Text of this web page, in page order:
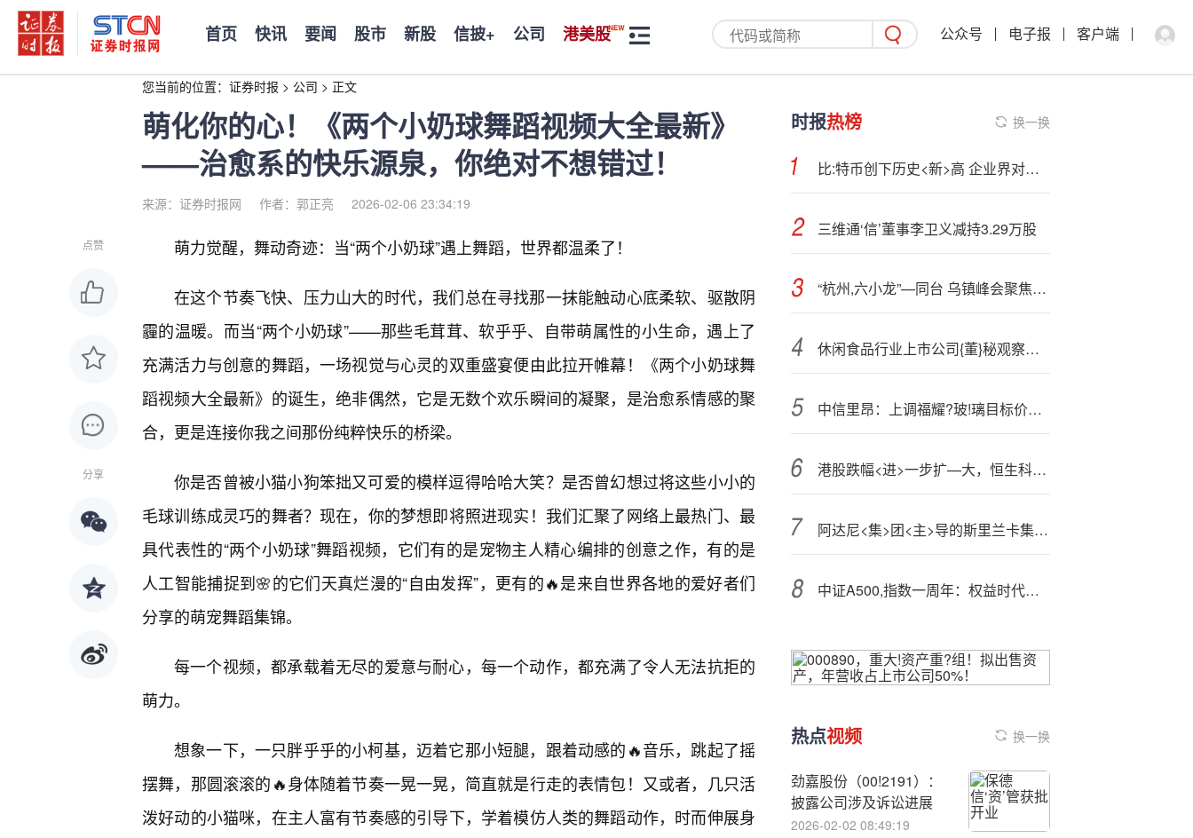
首页 快讯 要闻 股市 新股 信披+ 公司 港美股 公众号 电子报 客户端
您当前的位置： 证券时报 > 公司 > 正文
萌化你的心！《两个小奶球舞蹈视频大全最新》
——治愈系的快乐源泉，你绝对不想错过！
来源：证券时报网 作者：郭正亮 2026-02-06 23:34:19
点赞
分享
萌力觉醒，舞动奇迹：当“两个小奶球”遇上舞蹈，世界都温柔了！
在这个节奏飞快、压力山大的时代，我们总在寻找那一抹能触动心底柔软、驱散阴
霾的温暖。而当“两个小奶球”——那些毛茸茸、软乎乎、自带萌属性的小生命，遇上了
充满活力与创意的舞蹈，一场视觉与心灵的双重盛宴便由此拉开帷幕！《两个小奶球舞
蹈视频大全最新》的诞生，绝非偶然，它是无数个欢乐瞬间的凝聚，是治愈系情感的聚
合，更是连接你我之间那份纯粹快乐的桥梁。
你是否曾被小猫小狗笨拙又可爱的模样逗得哈哈大笑？是否曾幻想过将这些小小的
毛球训练成灵巧的舞者？现在，你的梦想即将照进现实！我们汇聚了网络上最热门、最
具代表性的“两个小奶球”舞蹈视频，它们有的是宠物主人精心编排的创意之作，有的是
人工智能捕捉到🌸的它们天真烂漫的“自由发挥”，更有的🔥是来自世界各地的爱好者们
分享的萌宠舞蹈集锦。
每一个视频，都承载着无尽的爱意与耐心，每一个动作，都充满了令人无法抗拒的
萌力。
想象一下，一只胖乎乎的小柯基，迈着它那小短腿，跟着动感的🔥音乐，跳起了摇
摆舞，那圆滚滚的🔥身体随着节奏一晃一晃，简直就是行走的表情包！又或者，几只活
泼好动的小猫咪，在主人富有节奏感的引导下，学着模仿人类的舞蹈动作，时而伸展身
时报热榜 换一换
比:特币创下历史<新>高 企业界对加密货币的兴趣日益升温
三维通‘信’董事李卫义减持3.29万股
“杭州,六小龙”—同台 乌镇峰会聚焦AI赋能美好生活
休闲食品行业上市公司{董}秘观察：5位董秘年薪过100万 南侨食品莫雅婷薪酬为126万元
中信里昂：上调福耀?玻!璃目标价至82港元 维持跑赢大市评级
港股跌幅<进>一步扩—大，恒生科技指数跌超2%
阿达尼<集>团<主>导的斯里兰卡集装箱码头将提前完成产能翻倍
中证A500,指数一周年：权益时代的“普适”配置方案
热点视频 换一换
劲嘉股份（00!2191）：
披露公司涉及诉讼进展
2026-02-02 08:49:19